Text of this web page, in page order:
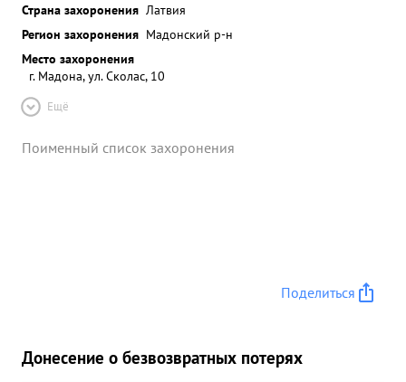
Страна захоронения Латвия
Регион захоронения Мадонский р-н
Место захоронения
г. Мадона, ул. Сколас, 10
Ещё
Поименный список захоронения
Поделиться
Донесение о безвозвратных потерях